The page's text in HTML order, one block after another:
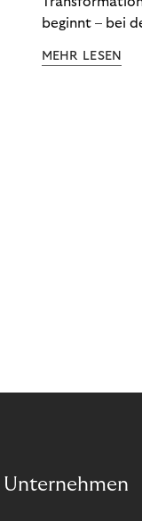
beginnt – bei
kommuniziert
MEHR LESEN
Unternehmen